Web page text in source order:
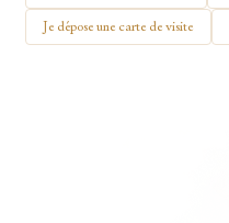
Je dépose une carte de visite